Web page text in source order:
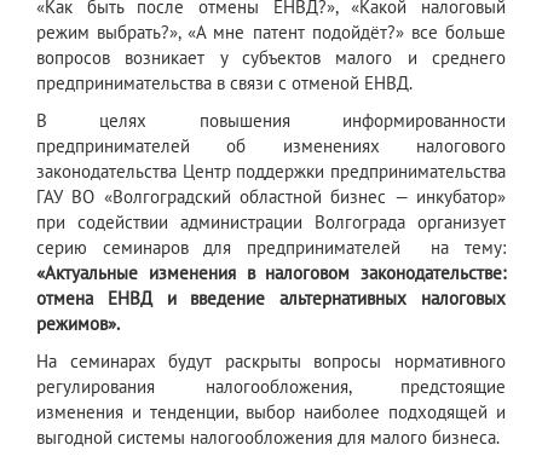
«Как быть после отмены ЕНВД?», «Какой налоговый
режим выбрать?», «А мне патент подойдёт?» все больше
вопросов возникает у субъектов малого и среднего
предпринимательства в связи с отменой ЕНВД.
В целях повышения информированности
предпринимателей об изменениях налогового
законодательства Центр поддержки предпринимательства
ГАУ ВО «Волгоградский областной бизнес — инкубатор»
при содействии администрации Волгограда организует
серию семинаров для предпринимателей на тему:
«Актуальные изменения в налоговом законодательстве:
отмена ЕНВД и введение альтернативных налоговых
режимов».
На семинарах будут раскрыты вопросы нормативного
регулирования налогообложения, предстоящие
изменения и тенденции, выбор наиболее подходящей и
выгодной системы налогообложения для малого бизнеса.